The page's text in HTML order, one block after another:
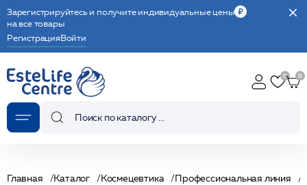
Зарегистрируйтесь и получите индивидуальные цены
на все товары
РегистрацияВойти
Главная Каталог Космецевтика Профессиональная линия